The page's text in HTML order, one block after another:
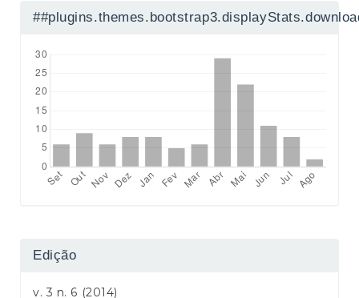
Edição
v. 3 n. 6 (2014)